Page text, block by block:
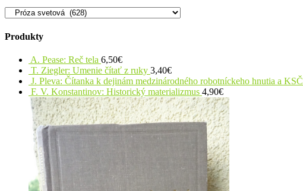
Produkty
A. Pease: Reč tela 6,50€
T. Ziegler: Umenie čítať z ruky 3,40€
J. Pleva: Čítanka k dejinám medzinárodného robotníckeho hnutia a KSČ
F. V. Konstantinov: Historický materializmus 4,90€